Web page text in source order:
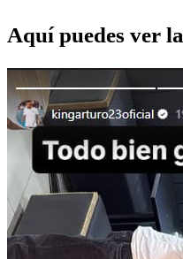
Aquí puedes ver